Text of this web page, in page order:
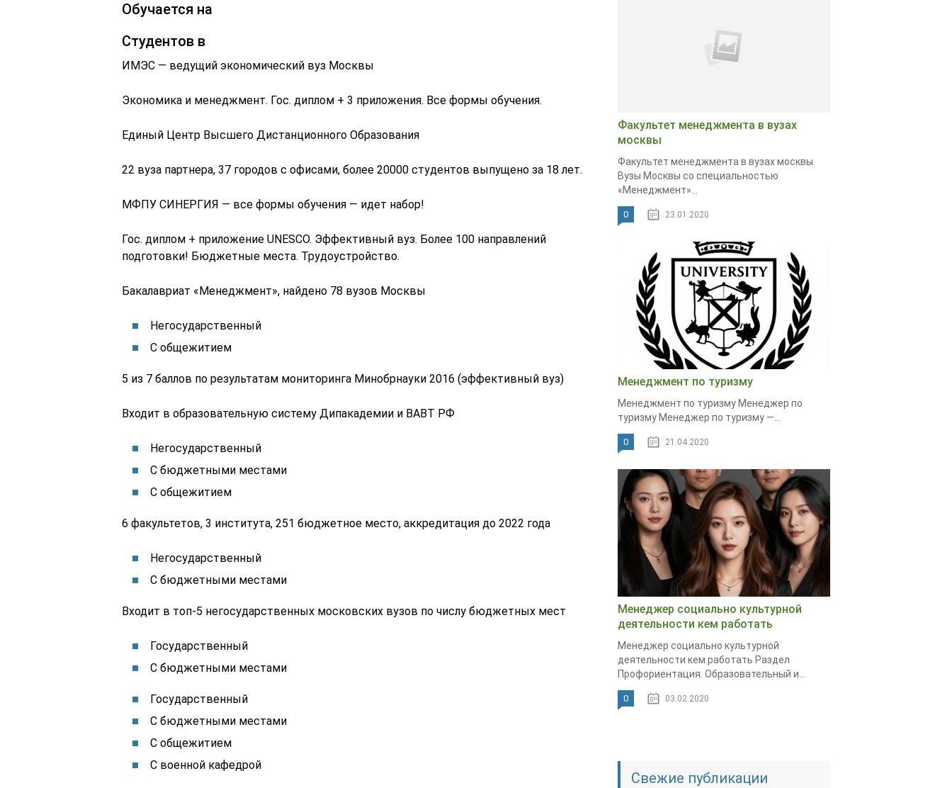
Обучается на
Студентов в
ИМЭС — ведущий экономический вуз Москвы
Экономика и менеджмент. Гос. диплом + 3 приложения. Все формы обучения.
Единый Центр Высшего Дистанционного Образования
22 вуза партнера, 37 городов с офисами, более 20000 студентов выпущено за 18 лет.
МФПУ СИНЕРГИЯ — все формы обучения — идет набор!
Гос. диплом + приложение UNESCO. Эффективный вуз. Более 100 направлений
подготовки! Бюджетные места. Трудоустройство.
Бакалавриат «Менеджмент», найдено 78 вузов Москвы
Негосударственный
С общежитием
5 из 7 баллов по результатам мониторинга Минобрнауки 2016 (эффективный вуз)
Входит в образовательную систему Дипакадемии и ВАВТ РФ
Негосударственный
С бюджетными местами
С общежитием
6 факультетов, 3 института, 251 бюджетное место, аккредитация до 2022 года
Негосударственный
С бюджетными местами
Входит в топ-5 негосударственных московских вузов по числу бюджетных мест
Государственный
С бюджетными местами
Государственный
С бюджетными местами
С общежитием
С военной кафедрой
Факультет менеджмента в вузах
москвы
Факультет менеджмента в вузах москвы
Вузы Москвы со специальностью
«Менеджмент»...
0 23.01.2020
Менеджмент по туризму
Менеджмент по туризму Менеджер по
туризму Менеджер по туризму —...
0 21.04.2020
Менеджер социально культурной
деятельности кем работать
Менеджер социально культурной
деятельности кем работать Раздел
Профориентация. Образовательный и...
0 03.02.2020
Свежие публикации